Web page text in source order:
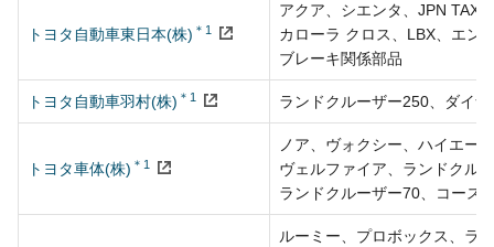
トヨタ自動車東日本(株) ＊1
アクア、 シエンタ、 JPN TAXI
カローラ クロス、 LBX、 エン
ブレーキ関係部品
トヨタ自動車羽村(株) ＊1 ランドクルーザー250、 ダイナ
トヨタ車体(株) ＊1
ノア、 ヴォクシー、 ハイエー
ヴェルファイア、 ランドクル
ランドクルーザー70、
コース
ルーミー、 プロボックス、 ラ